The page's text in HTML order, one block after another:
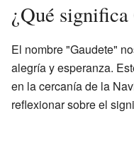
¿Qué significa
El nombre "Gaudete"
alegría y esperanza.
en la cercanía de la
reflexionar sobre el